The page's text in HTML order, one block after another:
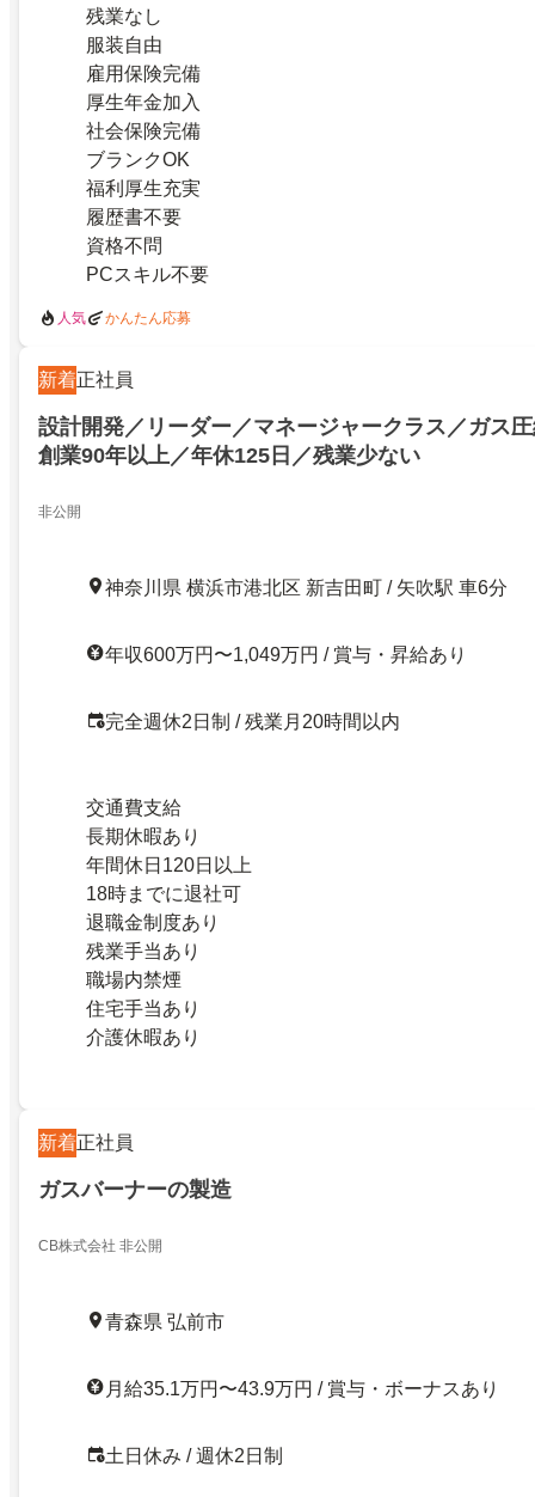
残業なし
服装自由
雇用保険完備
厚生年金加入
社会保険完備
ブランクOK
福利厚生充実
履歴書不要
資格不問
PCスキル不要
人気 かんたん応募
新着正社員
設計開発／リーダー／マネージャークラス／ガス
創業90年以上／年休125日／残業少ない
非公開
神奈川県 横浜市港北区 新吉田町 / 矢吹駅 車6分
年収600万円〜1,049万円 / 賞与・昇給あり
完全週休2日制 / 残業月20時間以内
交通費支給
長期休暇あり
年間休日120日以上
18時までに退社可
退職金制度あり
残業手当あり
職場内禁煙
住宅手当あり
介護休暇あり
新着正社員
ガスバーナーの製造
CB株式会社 非公開
青森県 弘前市
月給35.1万円〜43.9万円 / 賞与・ボーナスあり
土日休み / 週休2日制